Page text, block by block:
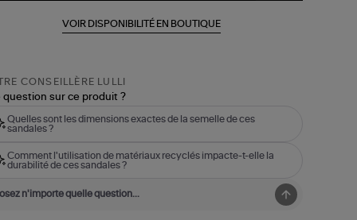
VOIR DISPONIBILITÉ EN BOUTIQUE
CONSEILLÈRE LULLI
question sur ce produit ?
Quelles sont les dimensions exactes de la semelle de ces
sandales ?
Comment l'utilisation de matériaux recyclés impacte-t-elle la
durabilité de ces sandales ?